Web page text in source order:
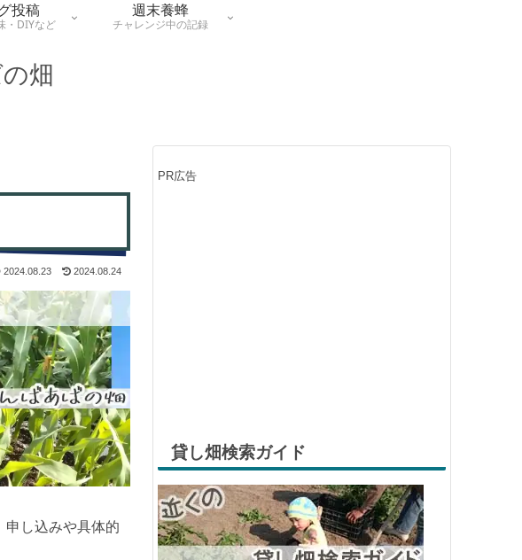
畑
投稿
・DIYなど
週末養蜂
チャレンジ中の記録
2024.08.23 2024.08.24
申し込みや具体的
PR広告
貸し畑検索ガイド